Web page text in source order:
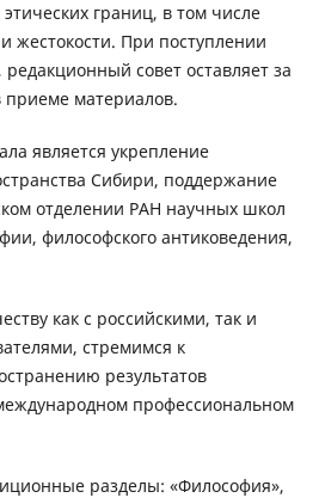
границ, в том числе
жестокости. При поступлении
редакционный совет оставляет за
приеме материалов.
является укрепление
Сибири, поддержание
отделении РАН научных школ
философского антиковедения,
как с российскими, так и
стремимся к
результатов
профессиональном
разделы: «Философия»,